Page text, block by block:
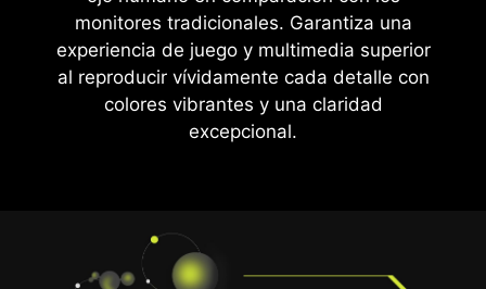
monitores tradicionales. Garantiza una
experiencia de juego y multimedia superior
al reproducir vívidamente cada detalle con
colores vibrantes y una claridad
excepcional.